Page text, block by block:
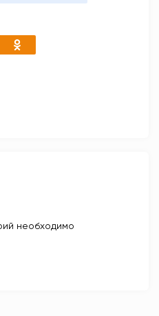
необходимо